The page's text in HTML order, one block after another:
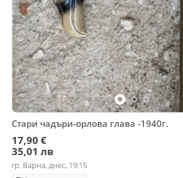
Стари чадъри-орлова глава -1940г.
17,90 €
35,01 лв
гр. Варна, днес, 19:15